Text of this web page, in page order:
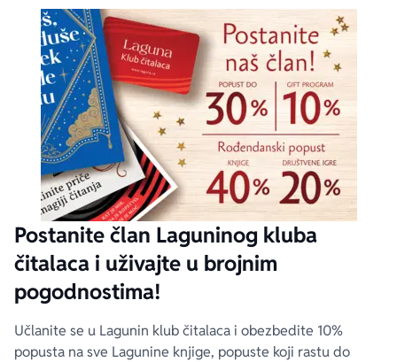
Postanite član Laguninog kluba
čitalaca i uživajte u brojnim
pogodnostima!
Učlanite se u Lagunin klub čitalaca i obezbedite 10%
popusta na sve Lagunine knjige, popuste koji rastu do